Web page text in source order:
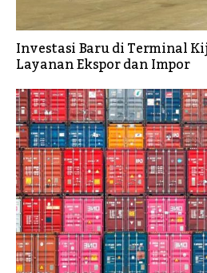
Investasi Baru di Terminal
Layanan Ekspor dan Impor